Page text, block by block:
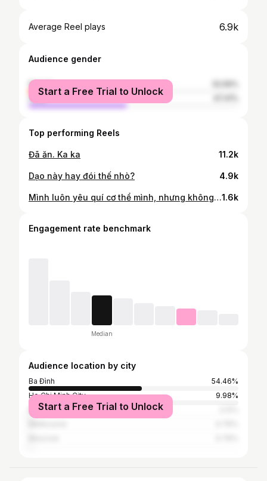
Average Reel plays 6.9k
Audience gender
female
male
Start a Free Trial to Unlock
Top performing Reels
Đã ăn. Ka ka 11.2k
Dạo này hay đói thế nhò? 4.9k
Mình luôn yêu quí cơ thể mình, nhưng không phải lúc nào cũng vậy. Sự thật là, đợt sinh viên mình có thời gian 1-2 năm làm model, mình có đi học bài bản rồi mới hành nghề. Cũng có 1 số dấu ấn, cũng được mời dạy cho 1 clb người mẫu của trường cấp 3 ở Hà Nội. Nhưng tạng người mình khá “đậm” so với tiêu chuẩn người mẫu ở Việt Nam. Nếu so với tiêu chuẩn cân nặng của người bình thường, thì mình ok. Mình thấy mình khoẻ mạnh & hạnh phúc. Nhưng ngành người mẫu thì không thấy thế=)) và sau 1-2 năm trải nghiệm, mình coi người mẫu là 1 kỷ niệm đáng nhớ hồi sinh viên thôi. Và mình cũng nhận ra mình muốn theo đuổi sự nghiệp sáng tạo/thiết kế, và làm công việc được hiện cá tính bản thân nhiều hơn. Và quan trọng nhất là, càng lớn, mình càng yêu quý cái sự “đậm lên” của cơ thể mình. Thật may mắn vì hồi đó mình không nghe lời các agency khuyên mình gc. Ha ha. Nên là cứ lắng nghe cơ thể và lựa chọn những gì phù hợp với bạn nhất nhé.1.6k
Engagement rate benchmark
Median
Audience location by city
Ba Đình
54.46%
Ho Chi Minh City
9.98%
Đà Nẵng
Start a Free Trial to Unlock